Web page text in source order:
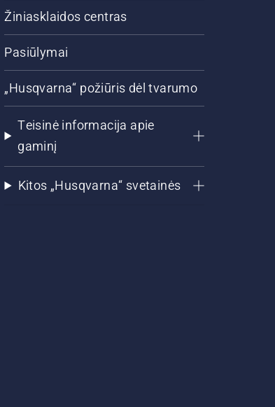
Žiniasklaidos centras
Pasiūlymai
„Husqvarna“ požiūris dėl tvarumo
Teisinė informacija apie
gaminį
Kitos „Husqvarna“ svetainės